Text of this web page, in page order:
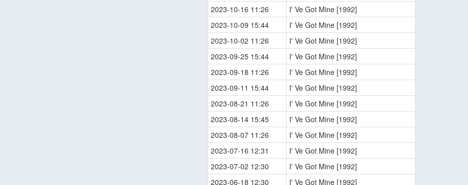
2023-10-16 11:26
I' Ve Got Mine [1992]
2023-10-09 15:44
I' Ve Got Mine [1992]
2023-10-02 11:26
I' Ve Got Mine [1992]
2023-09-25 15:44
I' Ve Got Mine [1992]
2023-09-18 11:26
I' Ve Got Mine [1992]
2023-09-11 15:44
I' Ve Got Mine [1992]
2023-08-21 11:26
I' Ve Got Mine [1992]
2023-08-14 15:45
I' Ve Got Mine [1992]
2023-08-07 11:26
I' Ve Got Mine [1992]
2023-07-16 12:31
I' Ve Got Mine [1992]
2023-07-02 12:30
I' Ve Got Mine [1992]
2023-06-18 12:30
I' Ve Got Mine [1992]